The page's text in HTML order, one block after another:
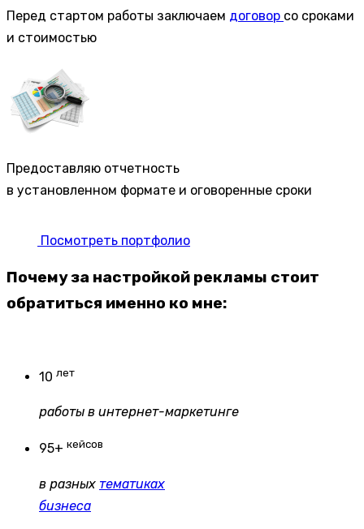
Перед стартом работы заключаем договор со сроками
и стоимостью
Предоставляю отчетность
в установленном формате и оговоренные сроки
Посмотреть портфолио
Почему за настройкой рекламы стоит
обратиться именно ко мне:
10 лет
работы в интернет-маркетинге
95+ кейсов
в разных тематиках
бизнеса